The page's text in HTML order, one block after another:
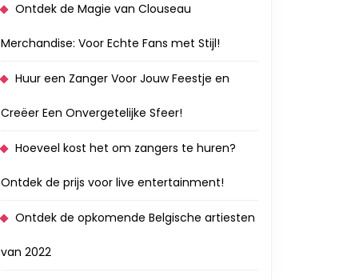
Ontdek de Magie van Clouseau
Merchandise: Voor Echte Fans met Stijl!
Huur een Zanger Voor Jouw Feestje en
Creëer Een Onvergetelijke Sfeer!
Hoeveel kost het om zangers te huren?
Ontdek de prijs voor live entertainment!
Ontdek de opkomende Belgische artiesten
van 2022